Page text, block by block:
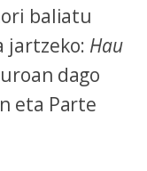
baliatu
jartzeko: Hau
dago
eta Parte